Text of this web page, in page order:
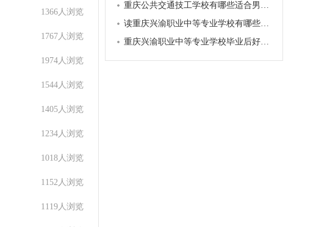
1366人浏览
1767人浏览
1974人浏览
1544人浏览
1405人浏览
1234人浏览
1018人浏览
1152人浏览
1119人浏览
重庆公共交通技工学校有哪些适合男生的热门专业
读重庆兴渝职业中等专业学校有哪些升学路径
重庆兴渝职业中等专业学校毕业后好就业吗